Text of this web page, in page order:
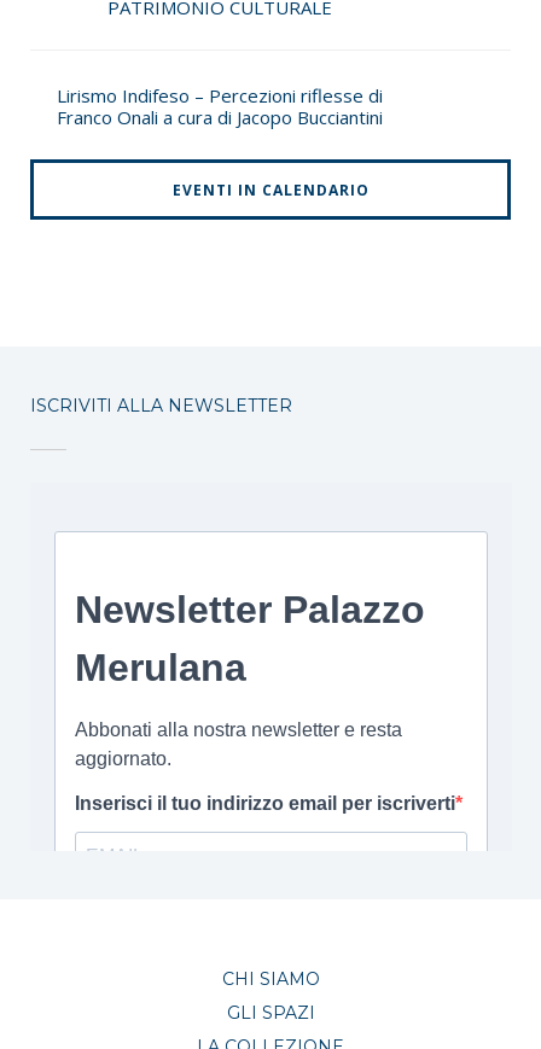
PATRIMONIO CULTURALE
Lirismo Indifeso – Percezioni riflesse di
Franco Onali a cura di Jacopo Bucciantini
EVENTI IN CALENDARIO
ISCRIVITI ALLA NEWSLETTER
CHI SIAMO
GLI SPAZI